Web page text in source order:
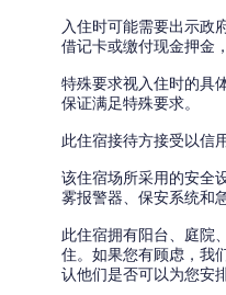
入住时可能需要出示政
借记卡或缴付现金押金
特殊要求视入住时的具
保证满足特殊要求。
此住宿接待方接受以信
该住宿场所采用的安全
雾报警器、保安系统和
此住宿拥有阳台、庭院
住。如果您有顾虑，我
认他们是否可以为您安